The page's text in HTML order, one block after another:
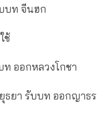
บท จีนฮก
ช้
ท ออกหลวงโกชา
ยา รับบท ออกญาธร